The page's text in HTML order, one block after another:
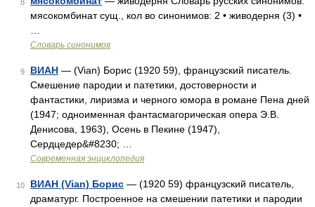
8
мясокомбинат сущ., кол во синонимов: 2 • живодерня (3) •
Словарь синонимов
9 ВИАН — (Vian) Борис (1920 59), французский писатель.
Смешение пародии и патетики, достоверности и
фантастики, лиризма и черного юмора в романе Пена дней
(1947; одноименная фантасмагорическая опера Э.В.
Денисова, 1963), Осень в Пекине (1947),
Сердцедер&#8230; …
Современная энциклопедия
10 ВИАН (Vian) Борис — (1920 59) французский писатель,
драматург. Построенное на смешении патетики и пародии